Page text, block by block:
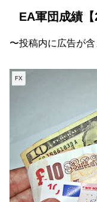
EA軍団成績【
〜投稿内に広告が
FX